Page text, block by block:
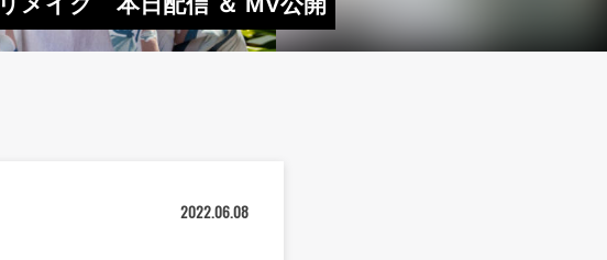
2022.06.08